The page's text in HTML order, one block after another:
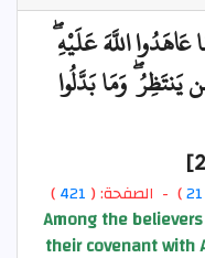
اللَّهَ عَلَيْهِ
وَمَا بَدَّلُوا
21) - الصفحة: ( 421
)
Among the
their covenant with